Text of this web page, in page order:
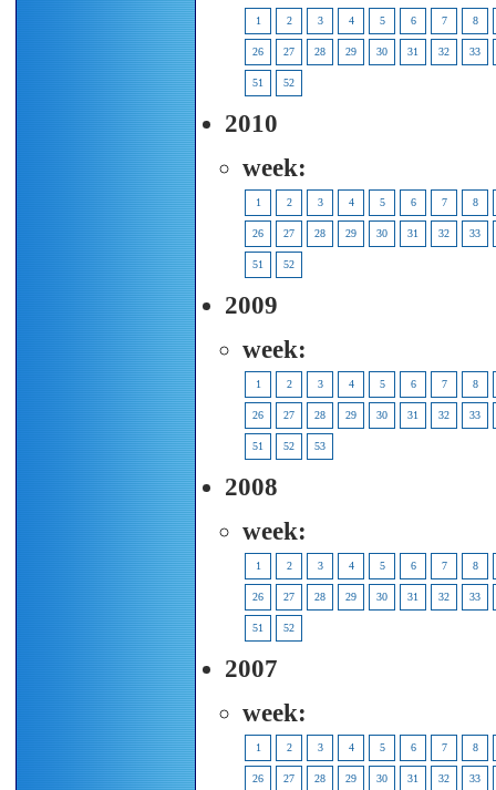
1 2 3 4 5 6 7 8
26 27 28 29 30 31 32 33
51 52
2010
week:
1 2 3 4 5 6 7 8
26 27 28 29 30 31 32 33
51 52
2009
week:
1 2 3 4 5 6 7 8
26 27 28 29 30 31 32 33
51 52 53
2008
week:
1 2 3 4 5 6 7 8
26 27 28 29 30 31 32 33
51 52
2007
week:
1 2 3 4 5 6 7 8
26 27 28 29 30 31 32 33